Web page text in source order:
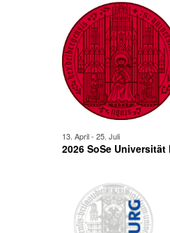
2026 SoSe Universität
13. April- 25. Juli